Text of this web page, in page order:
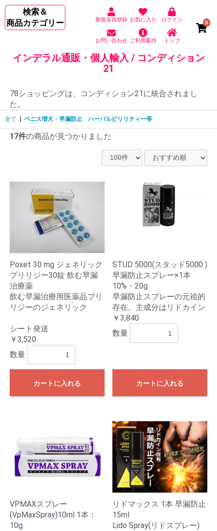
検索＆
商品カテゴリー
新規会員登録 お気に入り ログイン
お問い合わせ ご利用案内 トップ
0
インデラル通販・個人輸入 / コンディション
21
78ショッピングは、コンディション21に統合されまし
た。
全て ペニス増大・早漏防止 ハーバルビリリティー等
17件の商品が見つかりました
Poxet 30 mg ジェネリック
プリリジー30錠 飲む早漏
治療薬
飲む早漏治療用医薬品プリ
リジーのジェネリック
シート発送
￥3,520
数量
カートに入れる
STUD 5000(スタッド5000 )
早漏防止スプレー×1本
10%・20g
早漏防止スプレーの元祖的
存在。主成分はリドカイン
￥3,840
数量
カートに入れる
VPMAXスプレー
(VpMaxSpray)10ml 1本：
10g
リドマックス 1本 早漏防止
15ml
Lido Spray(リドスプレー)